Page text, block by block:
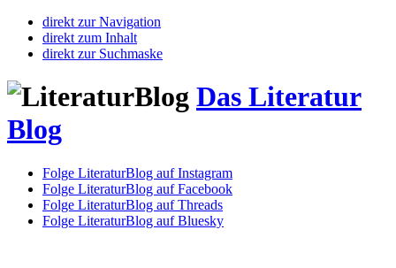
direkt zur Navigation
direkt zum Inhalt
direkt zur Suchmaske
Das Literatur
Blog
Folge LiteraturBlog auf Instagram
Folge LiteraturBlog auf Facebook
Folge LiteraturBlog auf Threads
Folge LiteraturBlog auf Bluesky